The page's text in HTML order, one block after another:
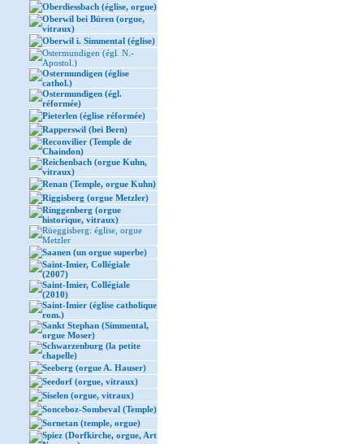
Oberdiessbach (église, orgue)
Oberwil bei Büren (orgue,
vitraux)
Oberwil i. Simmental (église)
Ostermundigen (égl. N.-
Apostol.)
Ostermundigen (église
cathol.)
Ostermundigen (égl.
réformée)
Pieterlen (église réformée)
Rapperswil (bei Bern)
Reconvilier (Temple de
Chaindon)
Reichenbach (orgue Kuhn,
vitraux)
Renan (Temple, orgue Kuhn)
Riggisberg (orgue Metzler)
Ringgenberg (orgue
historique, vitraux)
Rüeggisberg: église, orgue
Metzler
Saanen (un orgue superbe)
Saint-Imier, Collégiale
(2007)
Saint-Imier, Collégiale
(2010)
Saint-Imier (église catholique
rom.)
Sankt Stephan (Simmental,
orgue Moser)
Schwarzenburg (la petite
chapelle)
Seeberg (orgue A. Hauser)
Seedorf (orgue, vitraux)
Siselen (orgue, vitraux)
Sonceboz-Sombeval (Temple)
Sornetan (temple, orgue)
Spiez (Dorfkirche, orgue, Art